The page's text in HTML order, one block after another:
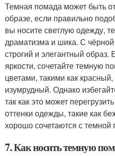
Темная помада может быть
образе, если правильно
вы носите светлую одежду,
драматизма и шика. С
строгий и элегантный образ.
яркости, сочетайте темную
цветами, такими как
изумрудный. Однако
так как это может
оттенки одежды, такие как
хорошо сочетаются с темной
7. Как носить темную